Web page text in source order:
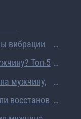
вибрации
раскрыли
Топ-5
мужчину,
мне выйт
восстанов
если о